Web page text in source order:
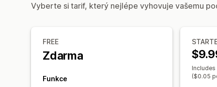
Vyberte si tarif, který nejlépe vyhovuje vašemu
FREE
Zdarma
Funkce
($0.05